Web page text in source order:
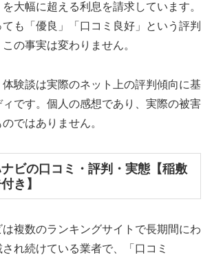
大幅に超える利息を請求しています。
も「優良」「口コミ良好」という評判
の事実は変わりません。
験談は実際のネット上の評判傾向に基
です。個人の感想であり、実際の被害
ではありません。
ビの口コミ・評判・実態【稲敷
き】
複数のランキングサイトで長期間にわ
れ続けている業者で、「口コミ